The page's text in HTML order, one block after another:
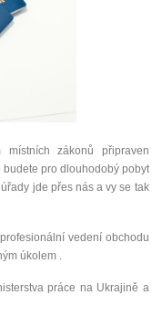
zákonů připraven
pro dlouhodobý pobyt
jde přes nás a vy se tak
vedení obchodu
úkolem .
práce na Ukrajině a